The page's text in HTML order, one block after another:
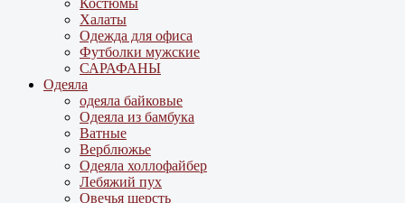
Костюмы
Халаты
Одежда для офиса
Футболки мужские
САРАФАНЫ
Одеяла
одеяла байковые
Одеяла из бамбука
Ватные
Верблюжье
Одеяла холлофайбер
Лебяжий пух
Овечья шерсть